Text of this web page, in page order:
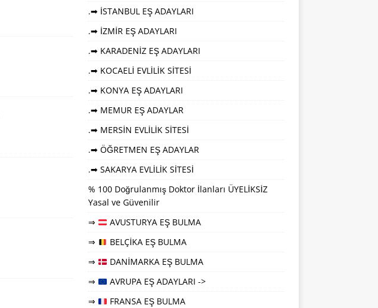
.➡ İSTANBUL EŞ ADAYLARI
.➡ İZMİR EŞ ADAYLARI
.➡ KARADENİZ EŞ ADAYLARI
.➡ KOCAELİ EVLİLİK SİTESİ
.➡ KONYA EŞ ADAYLARI
.➡ MEMUR EŞ ADAYLAR
.➡ MERSİN EVLİLİK SİTESİ
.➡ ÖĞRETMEN EŞ ADAYLAR
.➡ SAKARYA EVLİLİK SİTESİ
% 100 Doğrulanmış Doktor İlanları ÜYELİKSİZ
Yasal ve Güvenilir
⇒
AVUSTURYA EŞ BULMA
⇒
BELÇİKA EŞ BULMA
⇒
DANİMARKA EŞ BULMA
⇒
AVRUPA EŞ ADAYLARI ->
⇒
FRANSA EŞ BULMA